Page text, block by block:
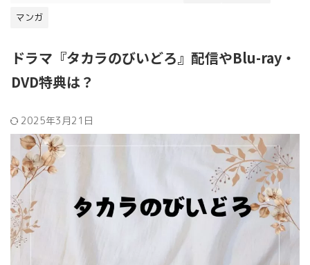
マンガ
ドラマ『タカラのびいどろ』配信やBlu-ray・
DVD特典は？
2025年3月21日